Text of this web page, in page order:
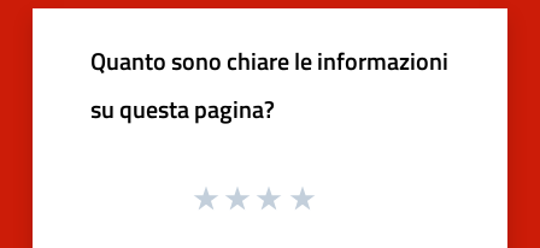
Quanto sono chiare le informazioni
su questa pagina?